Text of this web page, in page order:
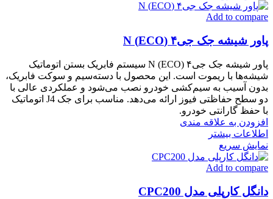
Add to compare
پاور شیشه جک جی۴ (ECO) N
پاور شیشه جک جی۴ (ECO) N سیستم فابریک بستن اتوماتیک
شیشه‌ها با ریموت است. این محصول با دسته‌سیم و سوکت فابریک،
بدون آسیب به سیم‌کشی خودرو نصب می‌شود و عملکردی عالی با
دو سطح حفاظتی فیوز ارائه می‌دهد. مناسب برای جک J4 اتوماتیک
با حفظ گارانتی خودرو.
افزودن به علاقه مندی
اطلاعات بیشتر
نمایش سریع
Add to compare
دانگل کارپلی مدل CPC200